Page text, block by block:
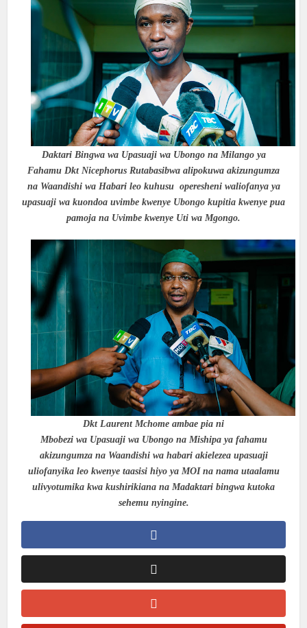
Daktari Bingwa wa Upasuaji wa Ubongo na Milango ya
Fahamu Dkt Nicephorus Rutabasibwa alipokuwa akizungumza
na Waandishi wa Habari leo kuhusu operesheni waliofanya ya
upasuaji wa kuondoa uvimbe kwenye Ubongo kupitia kwenye pua
pamoja na Uvimbe kwenye Uti wa Mgongo.
Dkt Laurent Mchome ambae pia ni
Mbobezi wa Upasuaji wa Ubongo na Mishipa ya fahamu
akizungumza na Waandishi wa habari akielezea upasuaji
uliofanyika leo kwenye taasisi hiyo ya MOI na nama utaalamu
ulivyotumika kwa kushirikiana na Madaktari bingwa kutoka
sehemu nyingine.